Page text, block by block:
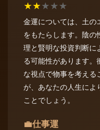
★★★★★
金運については、土の
をもたらします。陰
理と賢明な投資判断に
る可能性があります
な視点で物事を考える
が、あなたの人生によ
ことでしょう。
💼仕事運